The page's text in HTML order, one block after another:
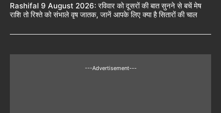
Rashifal 9 August 2026: रविवार को दूसरों की बात सुनने से बचें मेष
राशि तो रिश्ते को संभाले वृष जातक, जानें आपके लिए क्या है सितारों की चाल
---Advertisement---